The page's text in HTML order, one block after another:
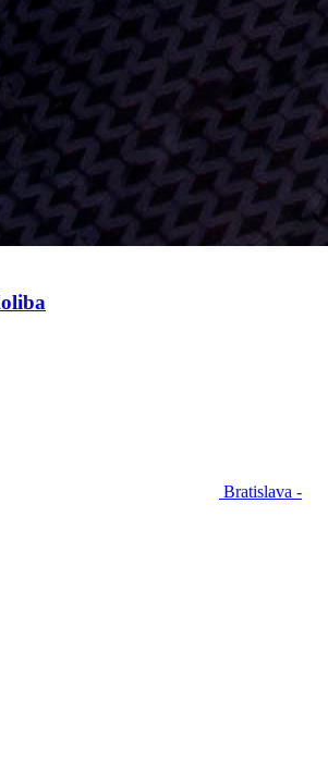
Bratislava -